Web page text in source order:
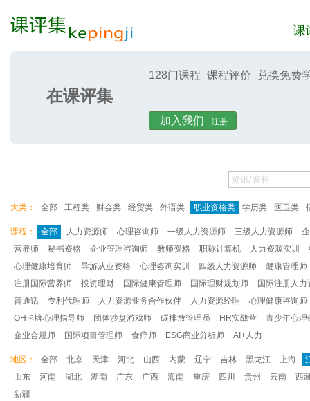
课评集在课评集
128门课程 课程评价 兑换免费
加入我们 注册
大类： 全部 工程类 财会类 经贸类 外语类 职业资格类 学历类 医卫类
课程： 全部 人力资源师 心理咨询师 一级人力资源师 三级人力资源师
营养师
秘书资格 企业管理咨询师 教师资格 职称计算机 人力资源实训
心理健康培育师
导游从业资格 心理咨询实训 四级人力资源师
健康管理师
注册国际营养师
投资理财 国际健康管理师 国际理财规划师
国际注册人力
普通话
专利代理师 人力资源业务合作伙伴 人力资源经理
心理健康咨询师
OH卡牌心理指导师
团体沙盘游戏师 碳排放管理员 HR实战营
青少年心理
企业合规师
国际项目管理师 食疗师 ESG商业分析师 AI+人力
地区： 全部 北京 天津 河北 山西 内蒙 辽宁 吉林 黑龙江 上海
山东
河南 湖北 湖南 广东 广西 海南 重庆 四川 贵州 云南
西
新疆